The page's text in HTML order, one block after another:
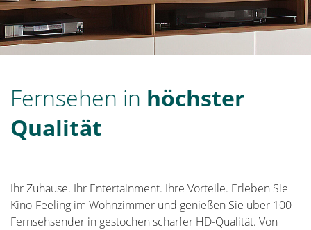
Fernsehen in höchster
Qualität
Ihr Zuhause. Ihr Entertainment. Ihre Vorteile. Erleben Sie
Kino-Feeling im Wohnzimmer und genießen Sie über 100
Fernsehsender in gestochen scharfer HD-Qualität. Von